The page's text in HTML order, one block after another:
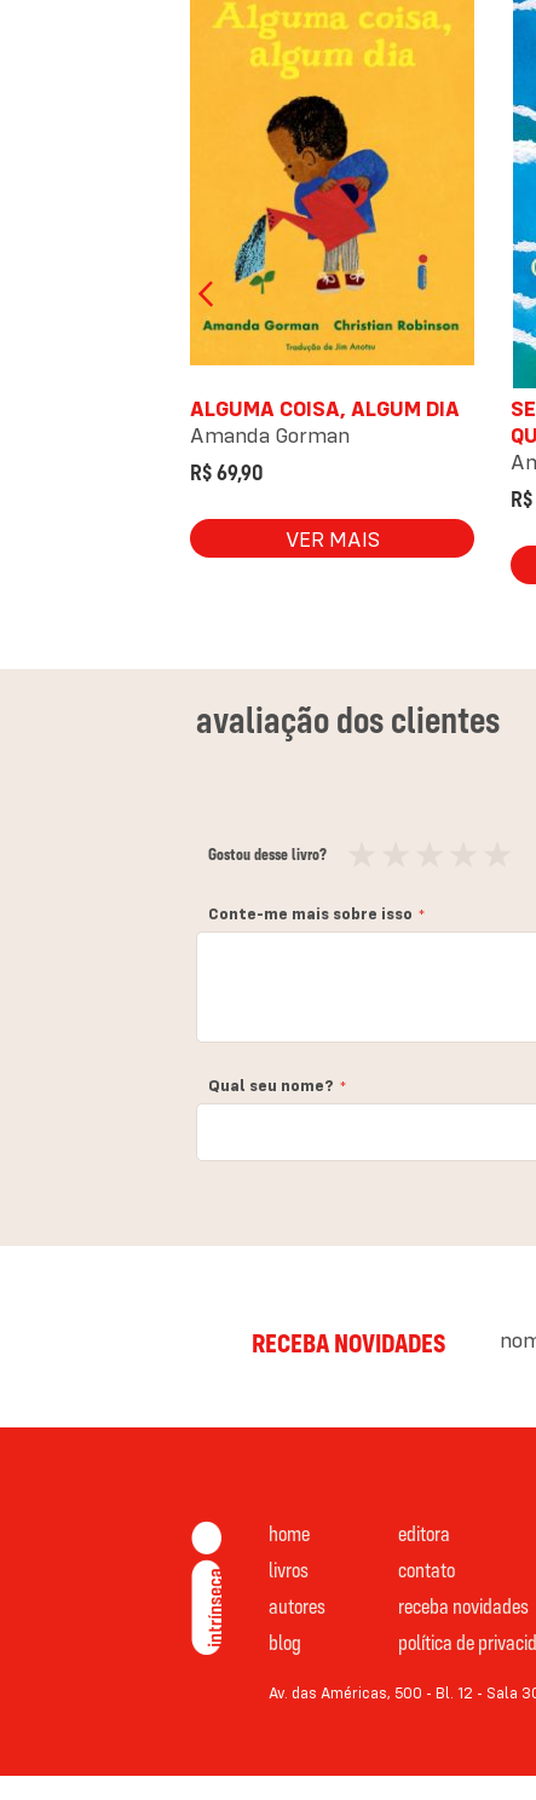
ALGUMA COISA, ALGUM DIA
Amanda Gorman
R$ 69,90
VER MAIS
Gostou desse livro?
estrela
estrelas
estrelas
estrelas
estrelas
Conte-me mais sobre isso
Qual seu nome?
RECEBA NOVIDADES
home
livros
autores
blog
editora
contato
receba novidades
política de
Av. das Américas, 500 - Bl. 12 - Sala